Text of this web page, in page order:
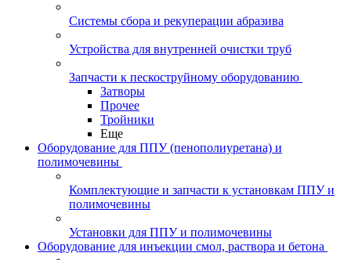
Системы сбора и рекуперации абразива
Устройства для внутренней очистки труб
Запчасти к пескоструйному оборудованию
Затворы
Прочее
Тройники
Еще
Оборудование для ППУ (пенополиуретана) и
полимочевины
Комплектующие и запчасти к установкам ППУ и
полимочевины
Установки для ППУ и полимочевины
Оборудование для инъекции смол, раствора и бетона